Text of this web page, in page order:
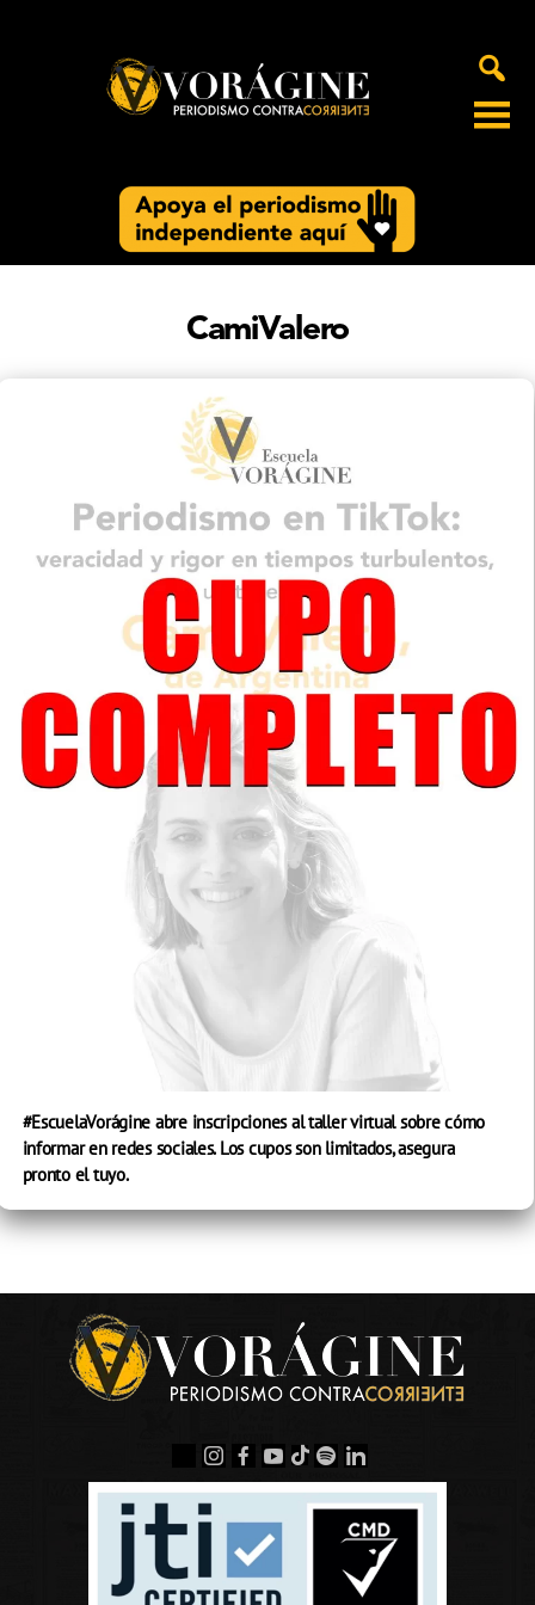
CamiValero
#EscuelaVorágine abre inscripciones al taller virtual sobre cómo
informar en redes sociales. Los cupos son limitados, asegura
pronto el tuyo.